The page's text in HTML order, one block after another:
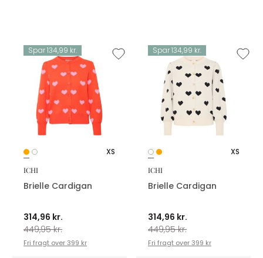
Spar 134,99 kr.
XS
ICHI
Brielle Cardigan
314,96 kr.
449,95 kr.
Fri fragt over 399 kr
Spar 134,99 kr.
XS
ICHI
Brielle Cardigan
314,96 kr.
449,95 kr.
Fri fragt over 399 kr